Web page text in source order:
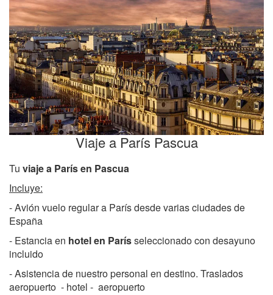
Viaje a París Pascua
Tu viaje a París en Pascua
Incluye:
- Avión vuelo regular a París desde varias ciudades de
España
- Estancia en hotel en Parísseleccionado con desayuno
incluido
- Asistencia de nuestro personal en destino. Traslados
aeropuerto - hotel - aeropuerto